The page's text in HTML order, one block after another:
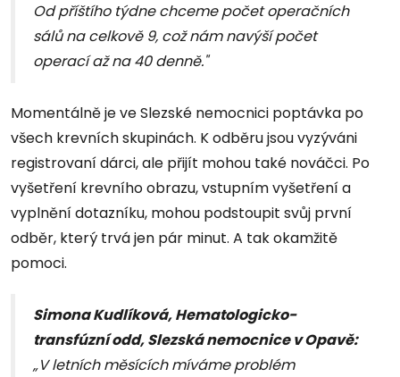
Od příštího týdne chceme počet operačních
sálů na celkově 9, což nám navýší počet
operací až na 40 denně."
Momentálně je ve Slezské nemocnici poptávka po
všech krevních skupinách. K odběru jsou vyzýváni
registrovaní dárci, ale přijít mohou také nováčci. Po
vyšetření krevního obrazu, vstupním vyšetření a
vyplnění dotazníku, mohou podstoupit svůj první
odběr, který trvá jen pár minut. A tak okamžitě
pomoci.
Simona Kudlíková, Hematologicko-
transfúzní odd, Slezská nemocnice v Opavě:
„V letních měsících míváme problém